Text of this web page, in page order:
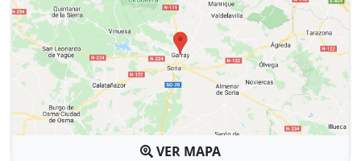
VER MAPA